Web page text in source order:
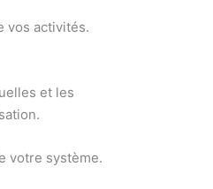
vos activités.
et les
votre système.